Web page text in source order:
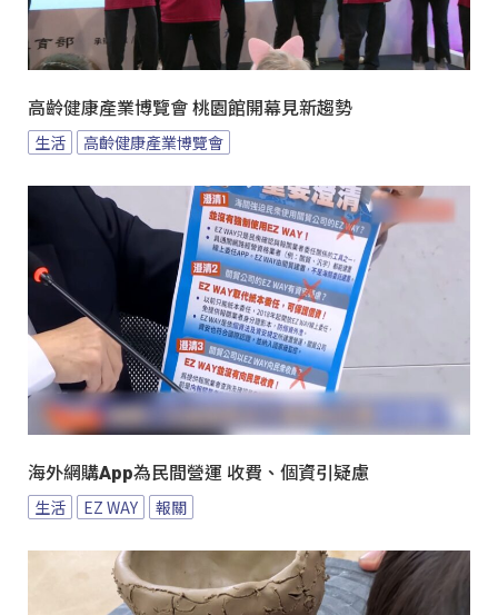
高齡健康產業博覽會 桃園館開幕見新趨勢
生活 高齡健康產業博覽會
海外網購App為民間營運 收費、個資引疑慮
生活 EZ WAY 報關